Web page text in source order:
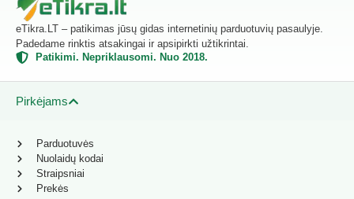
eTikra.LT – patikimas jūsų gidas internetinių parduotuvių pasaulyje.
Padedame rinktis atsakingai ir apsipirkti užtikrintai.
Patikimi. Nepriklausomi. Nuo 2018.
Pirkėjams
Parduotuvės
Nuolaidų kodai
Straipsniai
Prekės